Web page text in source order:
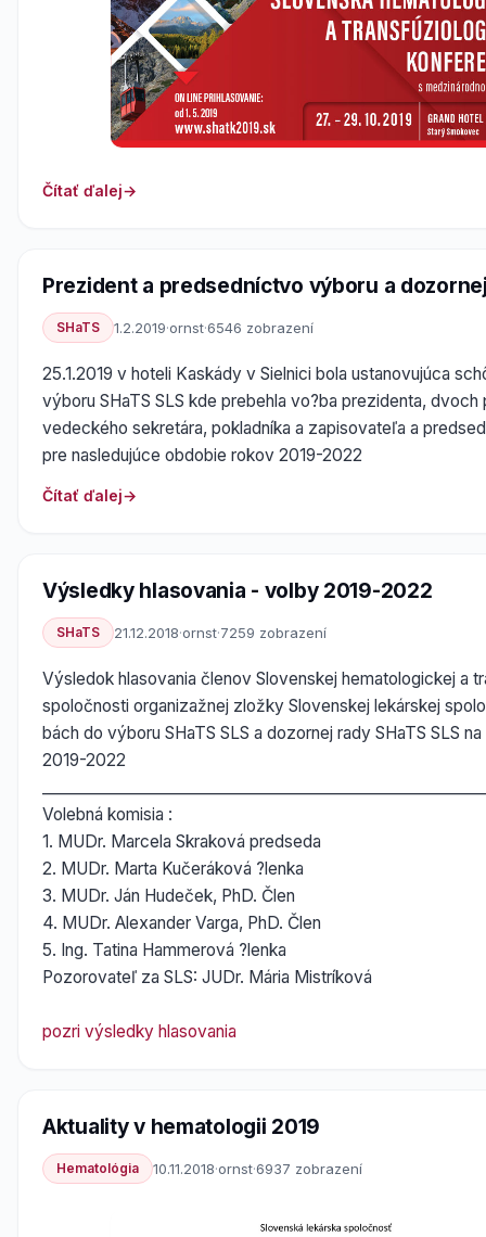
Čítať ďalej
Prezident a predsedníctvo výboru a
SHaTS 1.2.2019·ornst·6546 zobrazení
25.1.2019 v hoteli Kaskády v Sielnici bola ustanovujúca
výboru SHaTS SLS kde prebehla vo?ba prezidenta,
vedeckého sekretára, pokladníka a zapisovateľa a
pre nasledujúce obdobie rokov 2019-2022
Čítať ďalej
Výsledky hlasovania - volby 2019-2022
SHaTS 21.12.2018·ornst·7259 zobrazení
Výsledok hlasovania členov Slovenskej hematologickej a
spoločnosti organizažnej zložky Slovenskej lekárskej
bách do výboru SHaTS SLS a dozornej rady SHaTS SLS
2019-2022
Volebná komisia :
1. MUDr. Marcela Skraková predseda
2. MUDr. Marta Kučeráková ?lenka
3. MUDr. Ján Hudeček, PhD. Člen
4. MUDr. Alexander Varga, PhD. Člen
5. Ing. Tatina Hammerová ?lenka
Pozorovateľ za SLS: JUDr. Mária Mistríková
pozri výsledky hlasovania
Aktuality v hematologii 2019
Hematológia 10.11.2018·ornst·6937 zobrazení